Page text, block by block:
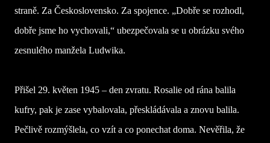
straně. Za Československo. Za spojence. „Dobře se rozhodl,
dobře jsme ho vychovali,“ ubezpečovala se u obrázku svého
zesnulého manžela Ludwika.
Přišel 29. květen 1945 – den zvratu. Rosalie od rána balila
kufry, pak je zase vybalovala, přeskládávala a znovu balila.
Pečlivě rozmýšlela, co vzít a co ponechat doma. Nevěřila, že